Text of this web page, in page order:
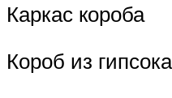
Каркас короба
Короб из